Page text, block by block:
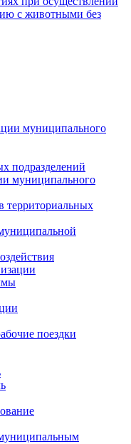
с животными без
муниципального
подразделений
муниципального
территориальных
поездки